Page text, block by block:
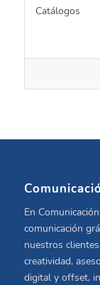
Catálogos
En
comunicación
nuestros
creatividad,
digital y offset,